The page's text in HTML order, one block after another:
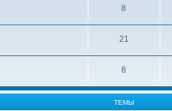
8
21
8
ТЕМЫ